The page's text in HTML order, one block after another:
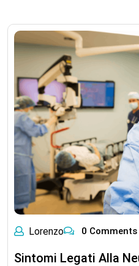
Lorenzo 0 Comments
Sintomi Legati Alla